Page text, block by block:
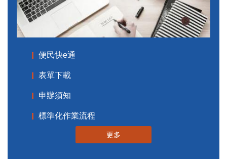
便民快e通
表單下載
申辦須知
標準化作業流程
更多